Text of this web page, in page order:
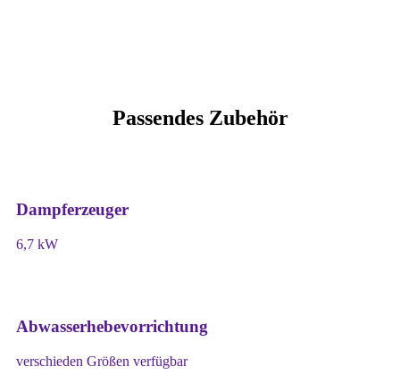
Passendes Zubehör
Dampferzeuger
6,7 kW
Abwasserhebevorrichtung
verschieden Größen verfügbar